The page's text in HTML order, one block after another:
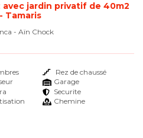
jardin privatif de 40m2
Tamaris
- Aïn Chock
Rez de chaussé
Garage
Securite
Chemine